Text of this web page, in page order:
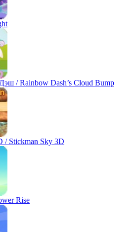
/ Rainbow Dash’s Cloud Bump
Stickman Sky 3D
Rise